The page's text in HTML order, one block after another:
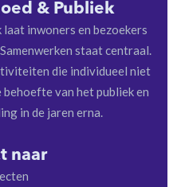
& Publiek
inwoners en bezoekers
staat centraal.
die individueel niet
van het publiek en
in de jaren erna.
naar